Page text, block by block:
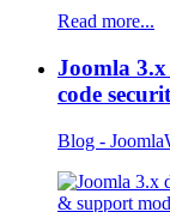
Read more...
Joomla
code
Blog -